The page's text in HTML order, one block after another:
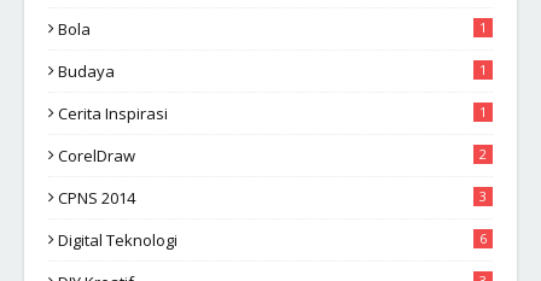
Bola 1
Budaya 1
Cerita Inspirasi 1
CorelDraw 2
CPNS 2014 3
Digital Teknologi 6